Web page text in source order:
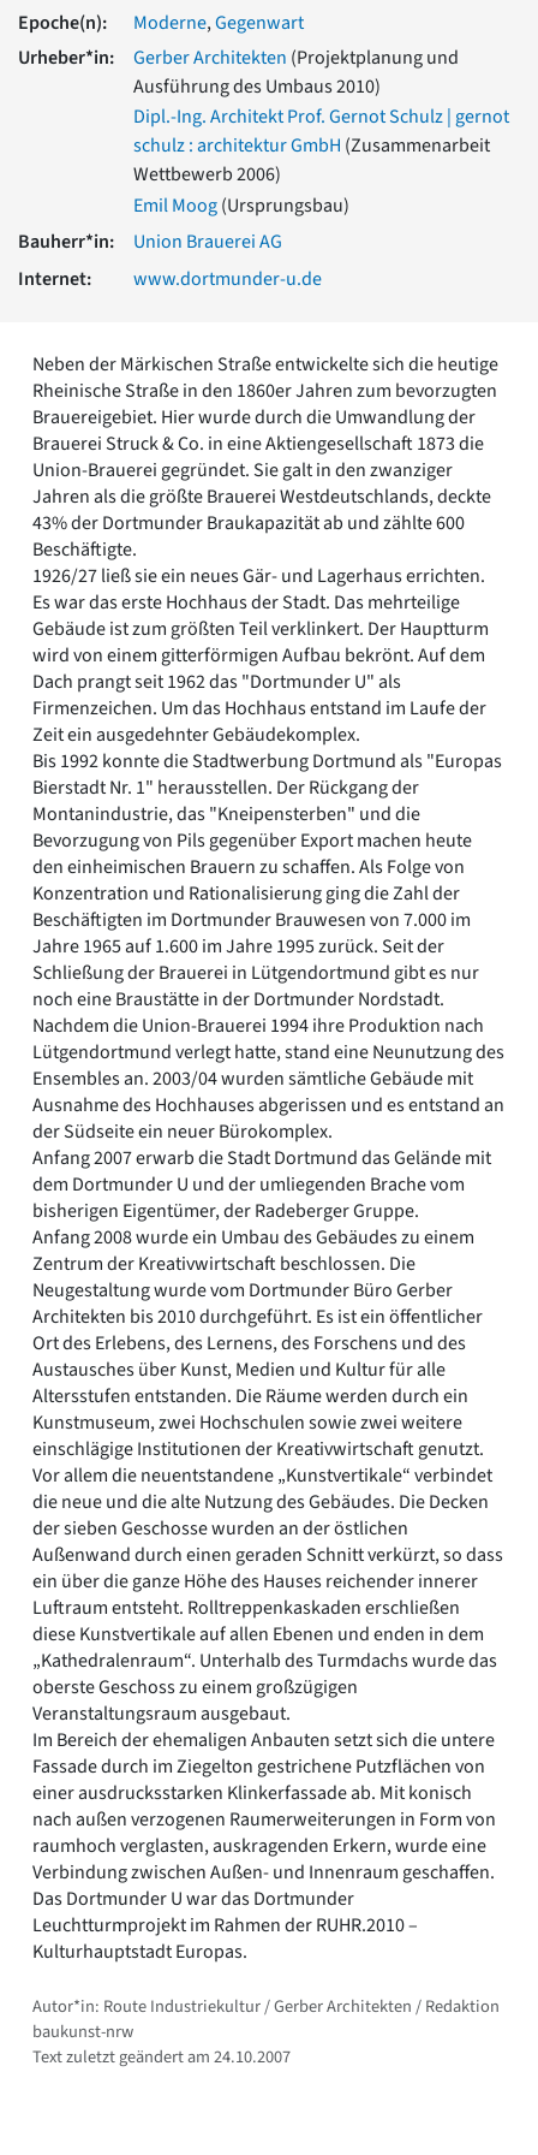
Romanik
Vorromanik
Römische Antike
Über baukunst-nrw
Fachbeirat
Freunde & Förderer
Impressum
Datenschutz
Epoche(n):
Moderne,Gegenwart
Urheber*in:
Gerber Architekten (Projektplanung und
Ausführung des Umbaus 2010)
Dipl.-Ing. Architekt Prof. Gernot Schulz | gernot
schulz : architektur GmbH (Zusammenarbeit
Wettbewerb 2006)
Emil Moog(Ursprungsbau)
Bauherr*in:
Union Brauerei AG
Internet:
www.dortmunder-u.de
Neben der Märkischen Straße entwickelte sich die heutige
Rheinische Straße in den 1860er Jahren zum bevorzugten
Brauereigebiet. Hier wurde durch die Umwandlung der
Brauerei Struck & Co. in eine Aktiengesellschaft 1873 die
Union-Brauerei gegründet. Sie galt in den zwanziger
Jahren als die größte Brauerei Westdeutschlands, deckte
43% der Dortmunder Braukapazität ab und zählte 600
Beschäftigte.
1926/27 ließ sie ein neues Gär- und Lagerhaus errichten.
Es war das erste Hochhaus der Stadt. Das mehrteilige
Gebäude ist zum größten Teil verklinkert. Der Hauptturm
wird von einem gitterförmigen Aufbau bekrönt. Auf dem
Dach prangt seit 1962 das "Dortmunder U" als
Firmenzeichen. Um das Hochhaus entstand im Laufe der
Zeit ein ausgedehnter Gebäudekomplex.
Bis 1992 konnte die Stadtwerbung Dortmund als "Europas
Bierstadt Nr. 1" herausstellen. Der Rückgang der
Montanindustrie, das "Kneipensterben" und die
Bevorzugung von Pils gegenüber Export machen heute
den einheimischen Brauern zu schaffen. Als Folge von
Konzentration und Rationalisierung ging die Zahl der
Beschäftigten im Dortmunder Brauwesen von 7.000 im
Jahre 1965 auf 1.600 im Jahre 1995 zurück. Seit der
Schließung der Brauerei in Lütgendortmund gibt es nur
noch eine Braustätte in der Dortmunder Nordstadt.
Nachdem die Union-Brauerei 1994 ihre Produktion nach
Lütgendortmund verlegt hatte, stand eine Neunutzung des
Ensembles an. 2003/04 wurden sämtliche Gebäude mit
Ausnahme des Hochhauses abgerissen und es entstand an
der Südseite ein neuer Bürokomplex.
Anfang 2007 erwarb die Stadt Dortmund das Gelände mit
dem Dortmunder U und der umliegenden Brache vom
bisherigen Eigentümer, der Radeberger Gruppe.
Anfang 2008 wurde ein Umbau des Gebäudes zu einem
Zentrum der Kreativwirtschaft beschlossen. Die
Neugestaltung wurde vom Dortmunder Büro Gerber
Architekten bis 2010 durchgeführt. Es ist ein öffentlicher
Ort des Erlebens, des Lernens, des Forschens und des
Austausches über Kunst, Medien und Kultur für alle
Altersstufen entstanden. Die Räume werden durch ein
Kunstmuseum, zwei Hochschulen sowie zwei weitere
einschlägige Institutionen der Kreativwirtschaft genutzt.
Vor allem die neuentstandene „Kunstvertikale“ verbindet
die neue und die alte Nutzung des Gebäudes. Die Decken
der sieben Geschosse wurden an der östlichen
Außenwand durch einen geraden Schnitt verkürzt, so dass
ein über die ganze Höhe des Hauses reichender innerer
Luftraum entsteht. Rolltreppenkaskaden erschließen
diese Kunstvertikale auf allen Ebenen und enden in dem
„Kathedralenraum“. Unterhalb des Turmdachs wurde das
oberste Geschoss zu einem großzügigen
Veranstaltungsraum ausgebaut.
Im Bereich der ehemaligen Anbauten setzt sich die untere
Fassade durch im Ziegelton gestrichene Putzflächen von
einer ausdrucksstarken Klinkerfassade ab. Mit konisch
nach außen verzogenen Raumerweiterungen in Form von
raumhoch verglasten, auskragenden Erkern, wurde eine
Verbindung zwischen Außen- und Innenraum geschaffen.
Das Dortmunder U war das Dortmunder
Leuchtturmprojekt im Rahmen der RUHR.2010 –
Kulturhauptstadt Europas.
Autor*in: Route Industriekultur / Gerber Architekten / Redaktion
baukunst-nrw
Text zuletzt geändert am 24.10.2007